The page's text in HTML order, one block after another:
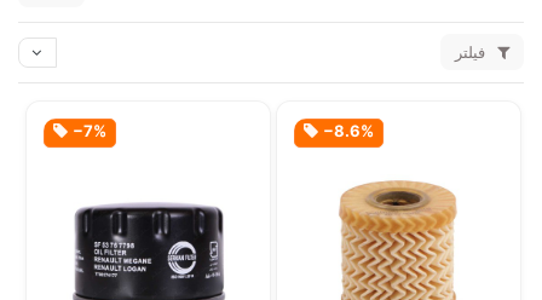
فیلتر
‎−8.6%
‎−7%